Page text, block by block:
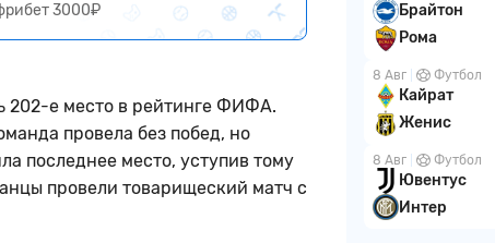
3000₽
202-е место в рейтинге ФИФА.
провела без побед, но
последнее место, уступив тому
провели товарищеский матч с
Брайтон
Рома
8 Авг Футбол
Кайрат
Женис
8 Авг Футбол
Ювентус
Интер